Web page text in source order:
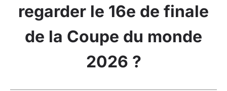
regarder le 16e de finale
de la Coupe du monde
2026 ?